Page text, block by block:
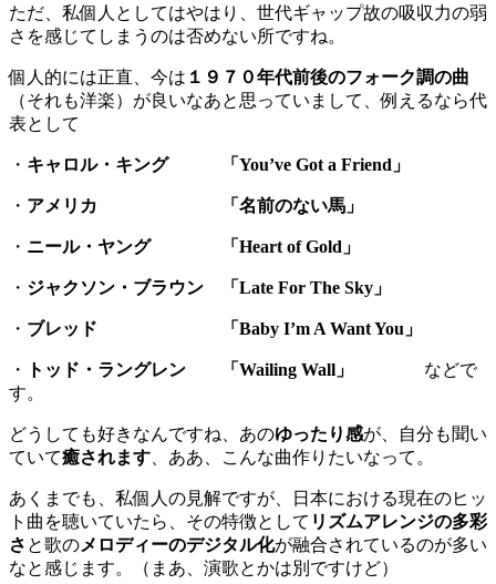
ただ、私個人としてはやはり、世代ギャップ故の吸収力の弱
さを感じてしまうのは否めない所ですね。
個人的には正直、今は １９７０年代前後のフォーク調の曲
（それも洋楽）が良いなあと思っていまして、例えるなら代
表として
・ キャロル・キング 「You’ve Got a Friend」
・ アメリカ 「名前のない馬」
・ ニール・ヤング 「Heart of Gold」
・ ジャクソン・ブラウン 「Late For The Sky」
・ ブレッド 「Baby I’m A Want You」
・ トッド・ラングレン 「Wailing Wall」
などで
す。
どうしても好きなんですね、あのゆったり感が、自分も聞い
ていて癒されます 、ああ、こんな曲作りたいなって。
あくまでも、私個人の見解ですが、日本における現在のヒッ
ト曲を聴いていたら、その特徴として リズムアレンジの多彩
さ と歌のメロディーのデジタル化が融合されているのが多い
なと感じます。（まあ、演歌とかは別ですけど）